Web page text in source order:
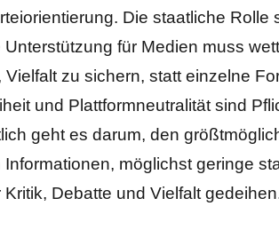
Die staatliche Rolle
für Medien muss
zu sichern, statt einzelne
und Plattformneutralität sind
geht es darum, den
möglichst geringe
Debatte und Vielfalt